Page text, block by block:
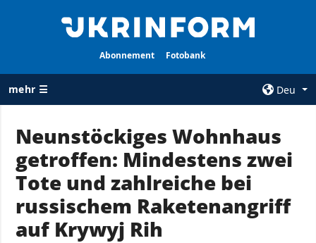
Abonnement Fotobank
mehr ☰
Deu
ALLE
RUBRIKEN
Krieg
Wiederaufbau
der Ukraine
AGENTUR
Über uns
Kontakte
Neunstöckiges Wohnhaus
getroffen: Mindestens zwei
Tote und zahlreiche bei
russischem Raketenangriff
auf Krywyj Rih